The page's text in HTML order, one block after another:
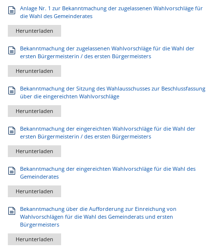
Anlage Nr. 1 zur Bekanntmachung der zugelassenen Wahlvorschläge für
die Wahl des Gemeinderates
Herunterladen
Bekanntmachung der zugelassenen Wahlvorschläge für die Wahl der
ersten Bürgermeisterin / des ersten Bürgermeisters
Herunterladen
Bekanntmachung der Sitzung des Wahlausschusses zur Beschlussfassung
über die eingereichten Wahlvorschläge
Herunterladen
Bekanntmachung der eingereichten Wahlvorschläge für die Wahl der
ersten Bürgermeisterin / des ersten Bürgermeisters
Herunterladen
Bekanntmachung der eingereichten Wahlvorschläge für die Wahl des
Gemeinderates
Herunterladen
Bekanntmachung über die Aufforderung zur Einreichung von
Wahlvorschlägen für die Wahl des Gemeinderats und ersten
Bürgermeisters
Herunterladen